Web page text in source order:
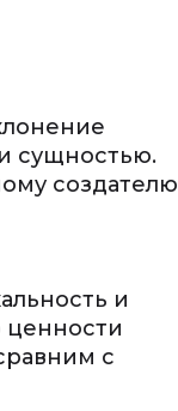
сущностью.
создателю
и
ценности
с